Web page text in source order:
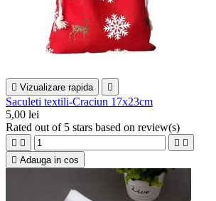
 Vizualizare rapida 
Saculeti textili-Craciun 17x23cm
5,00 lei
Rated out of 5 stars based on review(s)
   
 Adauga in cos